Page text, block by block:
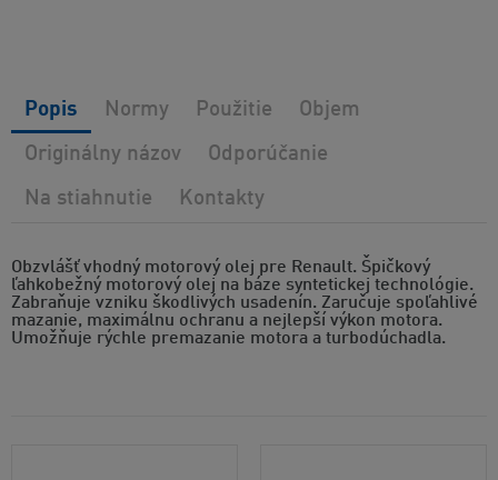
Obzvlášť vhodný motorový olej pre Renault. Špičkový
ľahkobežný motorový olej na báze syntetickej technológie.
Zabraňuje vzniku škodlivých usadenín. Zaručuje spoľahlivé
mazanie, maximálnu ochranu a nejlepší výkon motora.
Umožňuje rýchle premazanie motora a turbodúchadla.
Popis Normy Použitie Objem
Originálny názov Odporúčanie
Na stiahnutie Kontakty